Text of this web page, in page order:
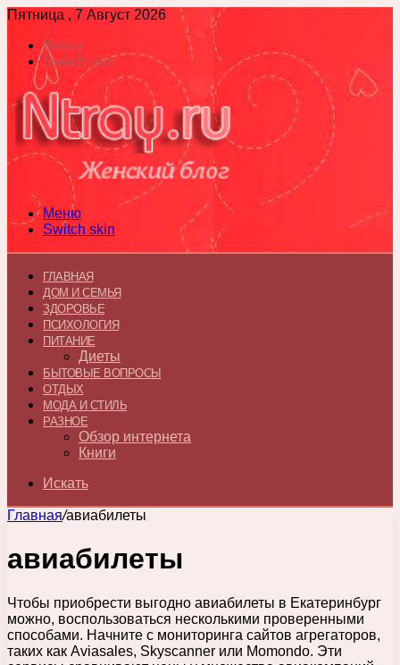
Пятница , 7 Август 2026
Войти
Switch skin
Меню
Switch skin
ГЛАВНАЯ
ДОМ И СЕМЬЯ
ЗДОРОВЬЕ
ПСИХОЛОГИЯ
ПИТАНИЕ
Диеты
БЫТОВЫЕ ВОПРОСЫ
ОТДЫХ
МОДА И СТИЛЬ
РАЗНОЕ
Обзор интернета
Книги
Искать
Главная/авиабилеты
авиабилеты
Чтобы приобрести выгодно авиабилеты в Екатеринбург
можно, воспользоваться несколькими проверенными
способами. Начните с мониторинга сайтов агрегаторов,
таких как Aviasales, Skyscanner или Momondo. Эти